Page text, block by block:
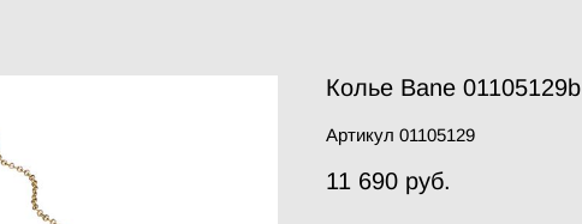
Колье Bane 01105129b
Артикул 01105129
11 690 pуб.